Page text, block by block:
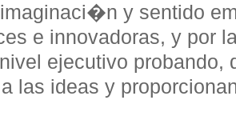
y sentido
e innovadoras, y por
ejecutivo probando,
las ideas y